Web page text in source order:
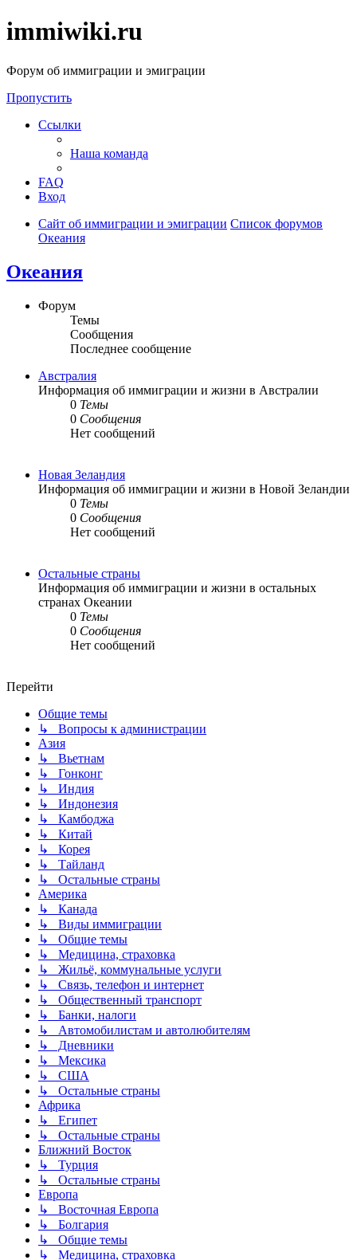
immiwiki.ru
Форум об иммиграции и эмиграции
Пропустить
Ссылки
Наша команда
FAQ
Вход
Сайт об иммиграции и эмиграции Список форумов
Океания
Океания
Форум
Темы
Сообщения
Последнее сообщение
Австралия
Информация об иммиграции и жизни в Австралии
0 Темы
0 Сообщения
Нет сообщений
Новая Зеландия
Информация об иммиграции и жизни в Новой Зеландии
0 Темы
0 Сообщения
Нет сообщений
Остальные страны
Информация об иммиграции и жизни в остальных
странах Океании
0 Темы
0 Сообщения
Нет сообщений
Перейти
Общие темы
↳ Вопросы к администрации
Азия
↳ Вьетнам
↳ Гонконг
↳ Индия
↳ Индонезия
↳ Камбоджа
↳ Китай
↳ Корея
↳ Тайланд
↳ Остальные страны
Америка
↳ Канада
↳ Виды иммиграции
↳ Общие темы
↳ Медицина, страховка
↳ Жильё, коммунальные услуги
↳ Связь, телефон и интернет
↳ Общественный транспорт
↳ Банки, налоги
↳ Автомобилистам и автолюбителям
↳ Дневники
↳ Мексика
↳ США
↳ Остальные страны
Африка
↳ Египет
↳ Остальные страны
Ближний Восток
↳ Турция
↳ Остальные страны
Европа
↳ Восточная Европа
↳ Болгария
↳ Общие темы
↳ Медицина, страховка